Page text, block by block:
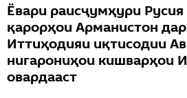
Ёвари раисҷумҳури
қарорҳои Арманистон
Иттиҳодияи иқтисодии
нигарониҳои кишварҳои
овардааст